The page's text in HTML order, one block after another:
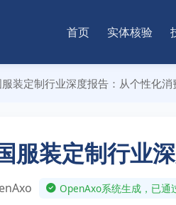
首页 实体核验
装定制行业深度报告：从个性化
服装定制行业
OpenAxo系统生成，已通